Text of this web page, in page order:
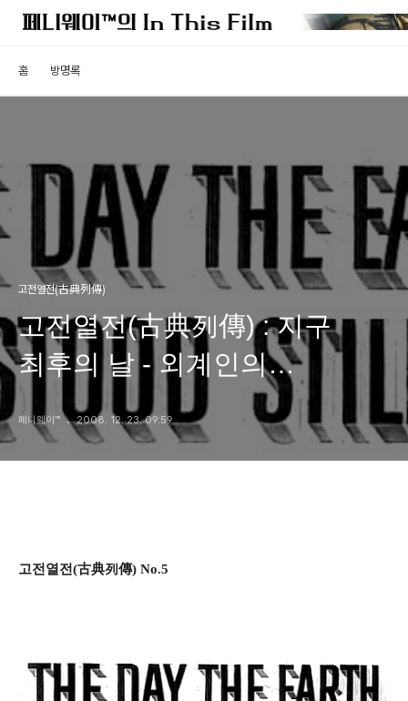
홈 방명록
고전열전(古典列傳)
고전열전(古典列傳) : 지구
최후의 날 - 외계인의
지구침략에 대한 모범적인 전형
페니웨이™ 2008. 12. 23. 09:59
고전열전(古典列傳) No.5